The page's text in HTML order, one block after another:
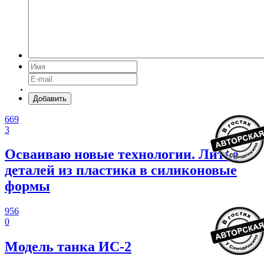
Добавить
669
3
Осваиваю новые технологии. Литье
деталей из пластика в силиконовые
формы
956
0
Модель танка ИС-2